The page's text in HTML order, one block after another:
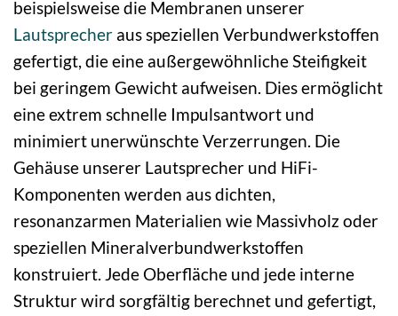
beispielsweise die Membranen unserer
Lautsprecher aus speziellen Verbundwerkstoffen
gefertigt, die eine außergewöhnliche Steifigkeit
bei geringem Gewicht aufweisen. Dies ermöglicht
eine extrem schnelle Impulsantwort und
minimiert unerwünschte Verzerrungen. Die
Gehäuse unserer Lautsprecher und HiFi-
Komponenten werden aus dichten,
resonanzarmen Materialien wie Massivholz oder
speziellen Mineralverbundwerkstoffen
konstruiert. Jede Oberfläche und jede interne
Struktur wird sorgfältig berechnet und gefertigt,